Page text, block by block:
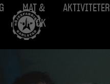
MAT &
DRYCK
AKTIVITETER